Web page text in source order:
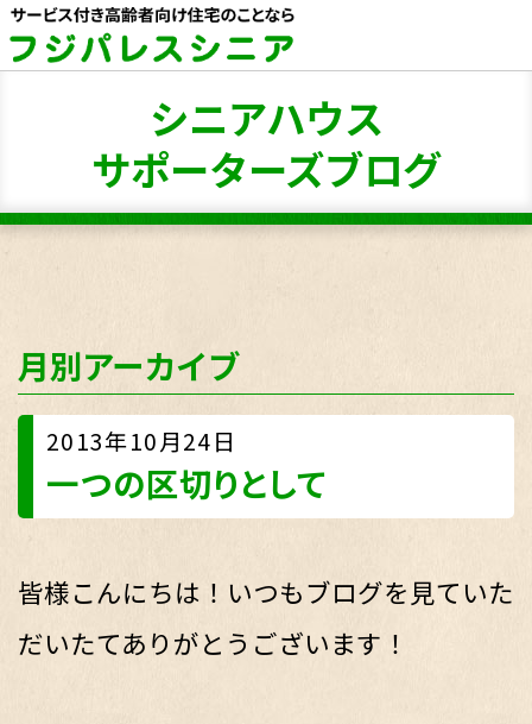
シニアハウス
サポーターズブログ
月別アーカイブ
2013年10月24日
一つの区切りとして
皆様こんにちは！いつもブログを見ていた
だいたてありがとうございます！